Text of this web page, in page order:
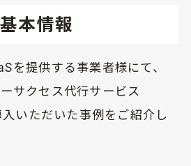
本情報
を提供する事業者様にて、
サクセス代行サービス
いただいた事例をご紹介し